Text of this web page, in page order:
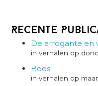
Recente
De arrogante en
in verhalen op
Boos
in verhalen op